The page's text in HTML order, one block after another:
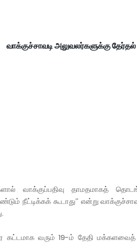
வாக்குச்சாவடி அலுவலர்களுக்கு
வாக்குப்பதிவு தாமதமாகத்
நீட்டிக்கக் கூடாது’’ என்று
கட்டமாக வரும் 19-ம் தேதி மக்களவைத்